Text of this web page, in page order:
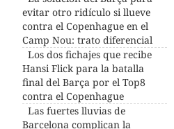
evitar otro ridículo si llueve
contra el Copenhague en el
Camp Nou: trato diferencial
Los dos fichajes que recibe
Hansi Flick para la batalla
final del Barça por el Top8
contra el Copenhague
Las fuertes lluvias de
Barcelona complican la